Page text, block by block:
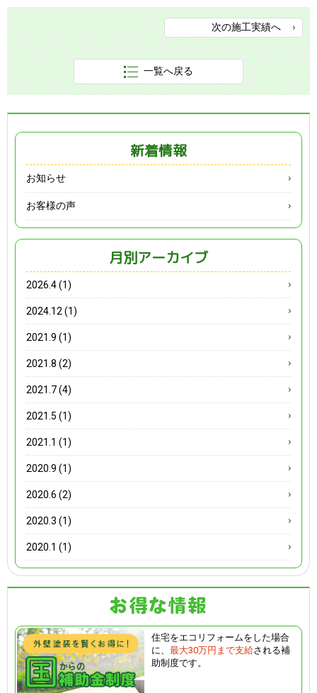
次の施工実績へ
一覧へ戻る
新着情報
お知らせ
お客様の声
月別アーカイブ
2026.4 (1)
2024.12 (1)
2021.9 (1)
2021.8 (2)
2021.7 (4)
2021.5 (1)
2021.1 (1)
2020.9 (1)
2020.6 (2)
2020.3 (1)
2020.1 (1)
住宅をエコリフォームをした場合
に、 最大30万円まで支給される補
助制度です。